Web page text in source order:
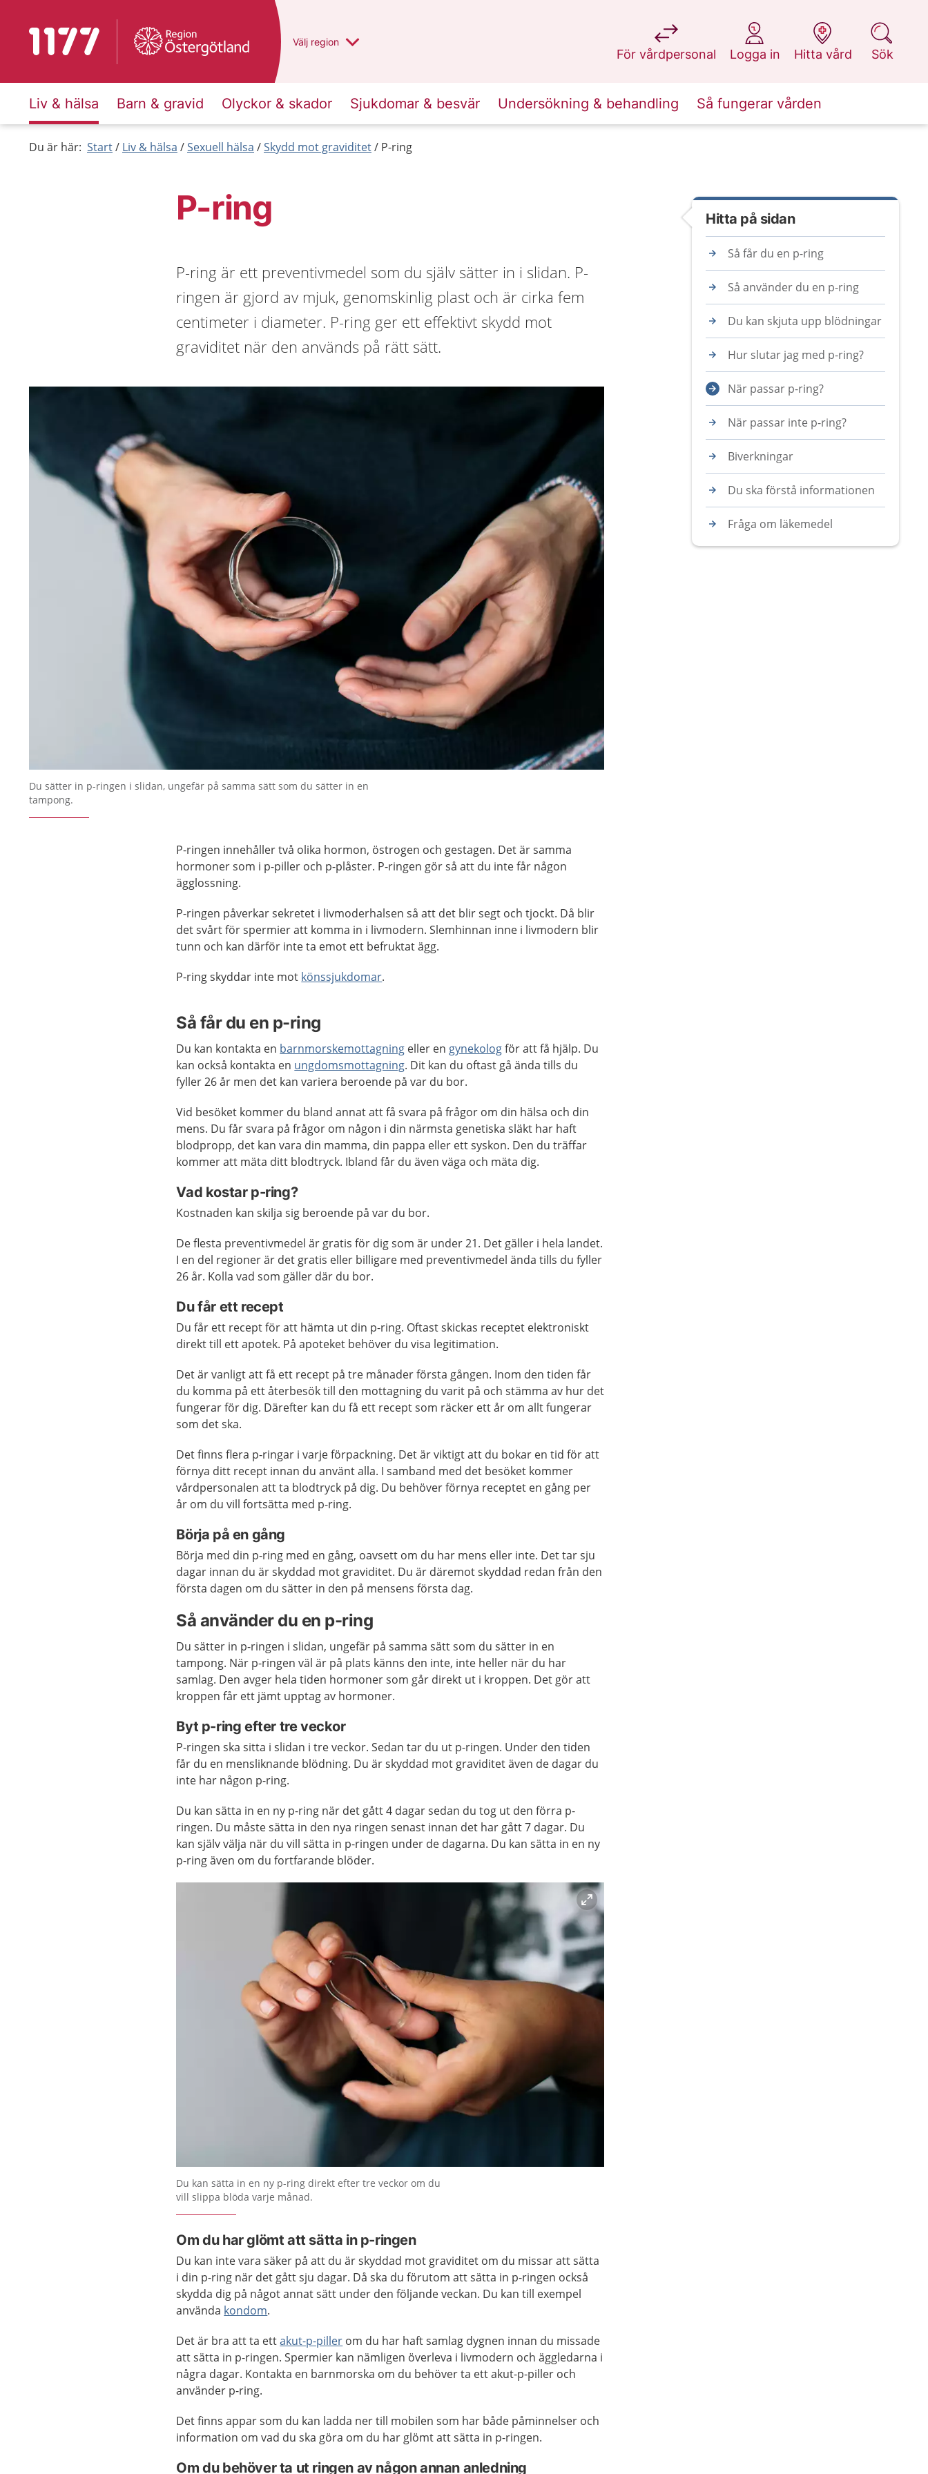
Till startsidan för 1177 Du har valt region
Välj en annan
region
För vårdpersonal
på 1177.se
Logga in
på 1177.se
Hitta vård
på 1177.se
Sök
på 1177.se
Liv & hälsa Barn & gravid Olyckor & skador Sjukdomar & besvär Undersökning & behandling Så fungerar vården
Du är här: Start Liv & hälsa Sexuell hälsa Skydd mot graviditet P-ring
P-ring
P-ring är ett preventivmedel som du själv sätter in i slidan. P-
ringen är gjord av mjuk, genomskinlig plast och är cirka fem
centimeter i diameter. P-ring ger ett effektivt skydd mot
graviditet när den används på rätt sätt.
Du sätter in p-ringen i slidan, ungefär på samma sätt som du sätter in en
tampong.
P-ringen innehåller två olika hormon, östrogen och gestagen. Det är samma
hormoner som i p-piller och p-plåster. P-ringen gör så att du inte får någon
ägglossning.
P-ringen påverkar sekretet i livmoderhalsen så att det blir segt och tjockt. Då blir
det svårt för spermier att komma in i livmodern. Slemhinnan inne i livmodern blir
tunn och kan därför inte ta emot ett befruktat ägg.
P-ring skyddar inte mot könssjukdomar.
Så får du en p-ring
Du kan kontakta en barnmorskemottagning eller en gynekologför att få hjälp. Du
kan också kontakta en ungdomsmottagning. Dit kan du oftast gå ända tills du
fyller 26 år men det kan variera beroende på var du bor.
Vid besöket kommer du bland annat att få svara på frågor om din hälsa och din
mens. Du får svara på frågor om någon i din närmsta genetiska släkt har haft
blodpropp, det kan vara din mamma, din pappa eller ett syskon. Den du träffar
kommer att mäta ditt blodtryck. Ibland får du även väga och mäta dig.
Vad kostar p-ring?
Kostnaden kan skilja sig beroende på var du bor.
De flesta preventivmedel är gratis för dig som är under 21. Det gäller i hela landet.
I en del regioner är det gratis eller billigare med preventivmedel ända tills du fyller
26 år. Kolla vad som gäller där du bor.
Du får ett recept
Du får ett recept för att hämta ut din p-ring. Oftast skickas receptet elektroniskt
direkt till ett apotek. På apoteket behöver du visa legitimation.
Det är vanligt att få ett recept på tre månader första gången. Inom den tiden får
du komma på ett återbesök till den mottagning du varit på och stämma av hur det
fungerar för dig. Därefter kan du få ett recept som räcker ett år om allt fungerar
som det ska.
Det finns flera p-ringar i varje förpackning. Det är viktigt att du bokar en tid för att
förnya ditt recept innan du använt alla. I samband med det besöket kommer
vårdpersonalen att ta blodtryck på dig. Du behöver förnya receptet en gång per
år om du vill fortsätta med p-ring.
Börja på en gång
Börja med din p-ring med en gång, oavsett om du har mens eller inte. Det tar sju
dagar innan du är skyddad mot graviditet. Du är däremot skyddad redan från den
första dagen om du sätter in den på mensens första dag.
Så använder du en p-ring
Du sätter in p-ringen i slidan, ungefär på samma sätt som du sätter in en
tampong. När p-ringen väl är på plats känns den inte, inte heller när du har
samlag. Den avger hela tiden hormoner som går direkt ut i kroppen. Det gör att
kroppen får ett jämt upptag av hormoner.
Byt p-ring efter tre veckor
P-ringen ska sitta i slidan i tre veckor. Sedan tar du ut p-ringen. Under den tiden
får du en mensliknande blödning. Du är skyddad mot graviditet även de dagar du
inte har någon p-ring.
Du kan sätta in en ny p-ring när det gått 4 dagar sedan du tog ut den förra p-
ringen. Du måste sätta in den nya ringen senast innan det har gått 7 dagar. Du
kan själv välja när du vill sätta in p-ringen under de dagarna. Du kan sätta in en ny
p-ring även om du fortfarande blöder.
Förstora bilden
Du kan sätta in en ny p-ring direkt efter tre veckor om du
vill slippa blöda varje månad.
Om du har glömt att sätta in p-ringen
Du kan inte vara säker på att du är skyddad mot graviditet om du missar att sätta
i din p-ring när det gått sju dagar. Då ska du förutom att sätta in p-ringen också
skydda dig på något annat sätt under den följande veckan. Du kan till exempel
använda kondom.
Det är bra att ta ettakut-p-piller om du har haft samlag dygnen innan du missade
att sätta in p-ringen. Spermier kan nämligen överleva i livmodern och äggledarna i
några dagar. Kontakta en barnmorska om du behöver ta ett akut-p-piller och
använder p-ring.
Det finns appar som du kan ladda ner till mobilen som har både påminnelser och
information om vad du ska göra om du har glömt att sätta in p-ringen.
Om du behöver ta ut ringen av någon annan anledning
Hitta på sidan
Så får du en p-ring
Så använder du en p-ring
Du kan skjuta upp blödningar
Hur slutar jag med p-ring?
När passar p-ring?
När passar inte p-ring?
Biverkningar
Du ska förstå informationen
Fråga om läkemedel